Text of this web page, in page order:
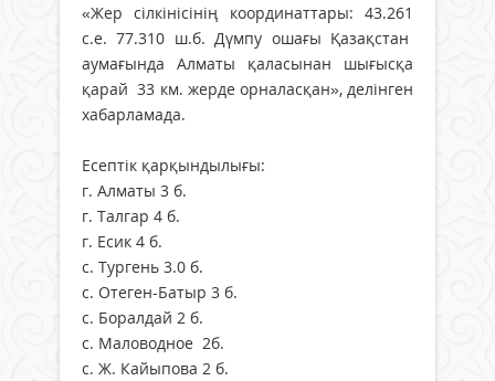
«Жер сілкінісінің координаттары: 43.261
с.е. 77.310 ш.б. Дүмпу ошағы Қазақстан
аумағында Алматы қаласынан шығысқа
қарай 33 км. жерде орналасқан», делінген
хабарламада.
Есептік қарқындылығы:
г. Алматы 3 б.
г. Талгар 4 б.
г. Есик 4 б.
с. Тургень 3.0 б.
с. Отеген-Батыр 3 б.
с. Боралдай 2 б.
с. Маловодное 2б.
с. Ж. Кайыпова 2 б.